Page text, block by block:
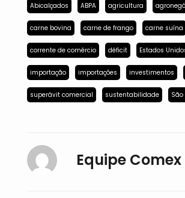
Abicalçados ABPA agricultura
carne bovina carne de frango carne suína
corrente de comércio déficit Estados
importação importações investimentos
superávit comercial sustentabilidade
Equipe